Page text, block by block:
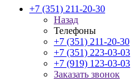
+7 (351) 211-20-30
Назад
Телефоны
+7 (351) 211-20-30
+7 (351) 223-03-03
+7 (919) 123-03-03
Заказать звонок